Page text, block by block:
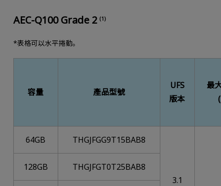
AEC-Q100 Grade 2 (1)
*表格可以水平捲動。
容量 產品型號
UFS
版本
最
64GB THGJFGG9T15BAB8
3.1
128GB THGJFGT0T25BAB8